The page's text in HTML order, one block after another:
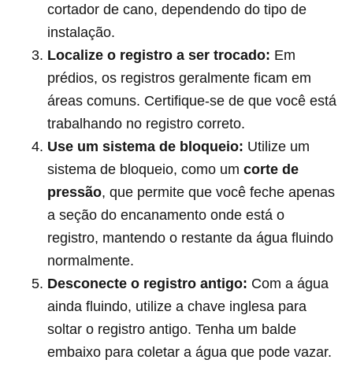
cortador de cano, dependendo do tipo de
instalação.
Localize o registro a ser trocado: Em
prédios, os registros geralmente ficam em
áreas comuns. Certifique-se de que você está
trabalhando no registro correto.
Use um sistema de bloqueio: Utilize um
sistema de bloqueio, como um corte de
pressão, que permite que você feche apenas
a seção do encanamento onde está o
registro, mantendo o restante da água fluindo
normalmente.
Desconecte o registro antigo: Com a água
ainda fluindo, utilize a chave inglesa para
soltar o registro antigo. Tenha um balde
embaixo para coletar a água que pode vazar.